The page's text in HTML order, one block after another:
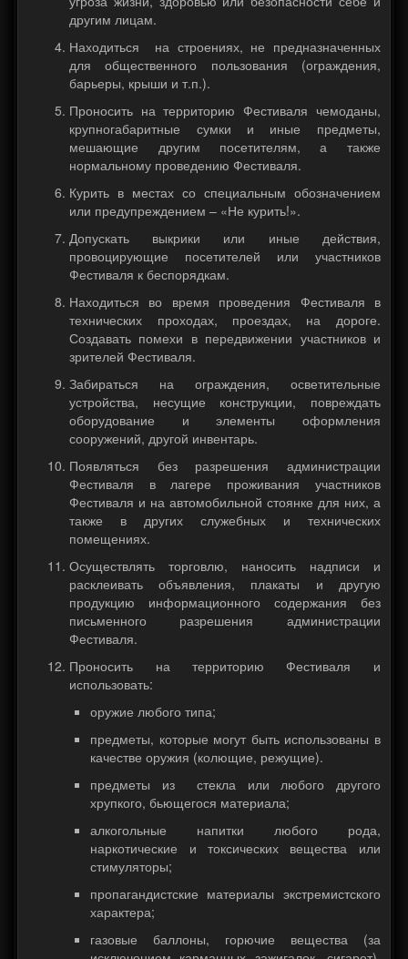
другим лицам.
Находиться на строениях, не предназначенных
для общественного пользования (ограждения,
барьеры, крыши и т.п.).
Проносить на территорию Фестиваля чемоданы,
крупногабаритные сумки и иные предметы,
мешающие другим посетителям, а также
нормальному проведению Фестиваля.
Курить в местах со специальным обозначением
или предупреждением – «Не курить!».
Допускать выкрики или иные действия,
провоцирующие посетителей или участников
Фестиваля к беспорядкам.
Находиться во время проведения Фестиваля в
технических проходах, проездах, на дороге.
Создавать помехи в передвижении участников и
зрителей Фестиваля.
Забираться на ограждения, осветительные
устройства, несущие конструкции, повреждать
оборудование и элементы оформления
сооружений, другой инвентарь.
Появляться без разрешения администрации
Фестиваля в лагере проживания участников
Фестиваля и на автомобильной стоянке для них, а
также в других служебных и технических
помещениях.
Осуществлять торговлю, наносить надписи и
расклеивать объявления, плакаты и другую
продукцию информационного содержания без
письменного разрешения администрации
Фестиваля.
Проносить на территорию Фестиваля и
использовать:
оружие любого типа;
предметы, которые могут быть использованы в
качестве оружия (колющие, режущие).
предметы из стекла или любого другого
хрупкого, бьющегося материала;
алкогольные напитки любого рода,
наркотические и токсических вещества или
стимуляторы;
пропагандистские материалы экстремистского
характера;
газовые баллоны, горючие вещества (за